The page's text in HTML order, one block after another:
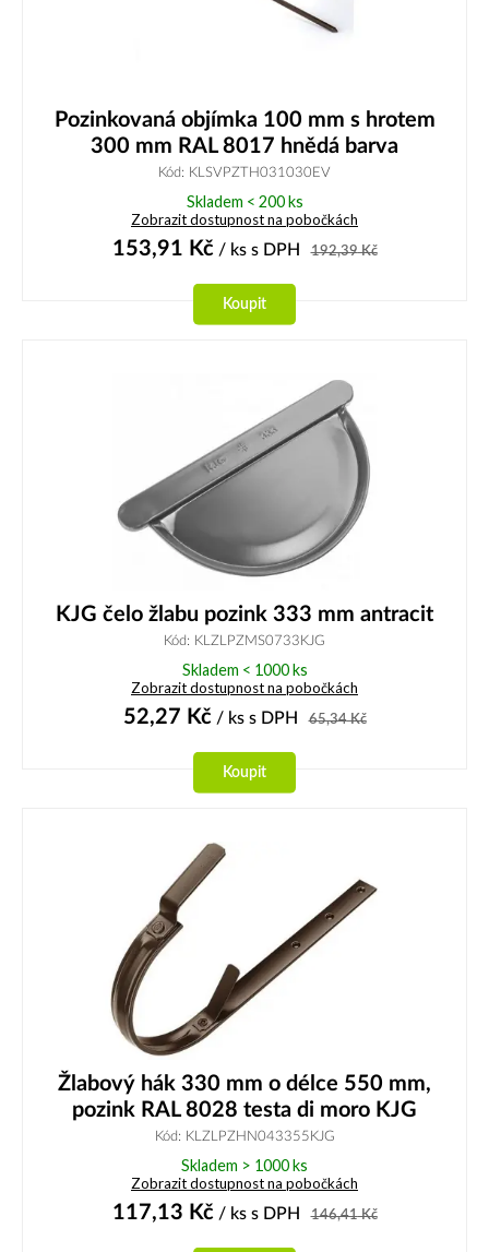
Pozinkovaná objímka 100 mm s hrotem
300 mm RAL 8017 hnědá barva
Kód: KLSVPZTH031030EV
Skladem < 200 ks
Zobrazit dostupnost na pobočkách
153,91 Kč/ ks s DPH 192,39Kč
Koupit
KJG čelo žlabu pozink 333 mm antracit
Kód: KLZLPZMS0733KJG
Skladem < 1000 ks
Zobrazit dostupnost na pobočkách
52,27 Kč/ ks s DPH 65,34Kč
Koupit
Žlabový hák 330 mm o délce 550 mm,
pozink RAL 8028 testa di moro KJG
Kód: KLZLPZHN043355KJG
Skladem > 1000 ks
Zobrazit dostupnost na pobočkách
117,13 Kč/ ks s DPH 146,41Kč